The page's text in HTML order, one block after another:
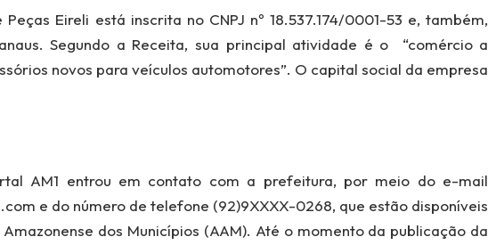
Eireli está inscrita no CNPJ nº 18.537.174/0001-53 e, também,
Segundo a Receita, sua principal atividade é o “comércio a
novos para veículos automotores”. O capital social da empresa
AM1 entrou em contato com a prefeitura, por meio do e-mail
e do número de telefone (92)9XXXX-0268, que estão disponíveis
dos Municípios (AAM). Até o momento da publicação da